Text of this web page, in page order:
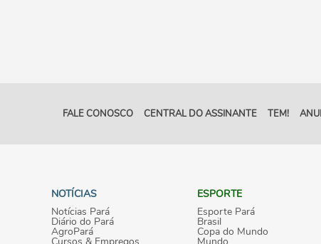
FALE CONOSCO CENTRAL DO ASSINANTE TEM!
NOTÍCIAS
Notícias Pará
Diário do Pará
AgroPará
Cursos & Empregos
ESPORTE
Esporte Pará
Brasil
Copa do Mundo
Mundo